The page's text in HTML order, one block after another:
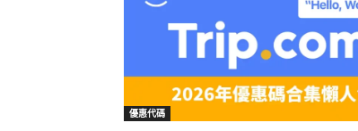
優惠代碼